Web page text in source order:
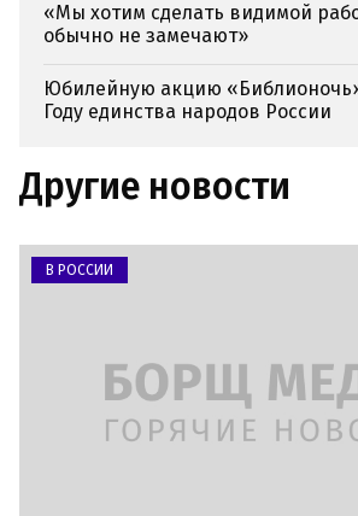
«Мы хотим сделать видимой
обычно не замечают»
Юбилейную акцию
Году единства народов России
Другие новости
В РОССИИ